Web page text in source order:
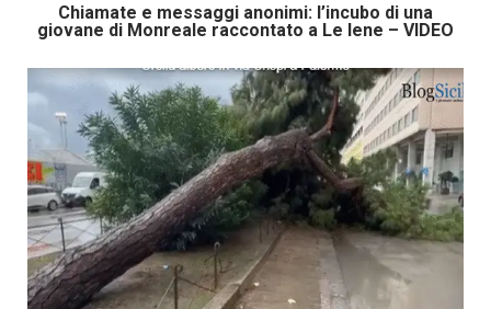
Chiamate e messaggi anonimi: l’incubo di una
giovane di Monreale raccontato a Le Iene – VIDEO